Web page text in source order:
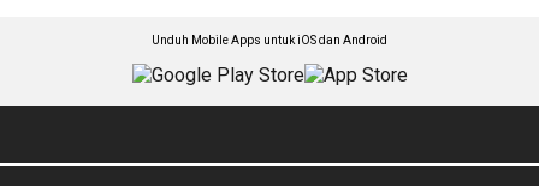
Unduh Mobile Apps untuk iOS dan Android